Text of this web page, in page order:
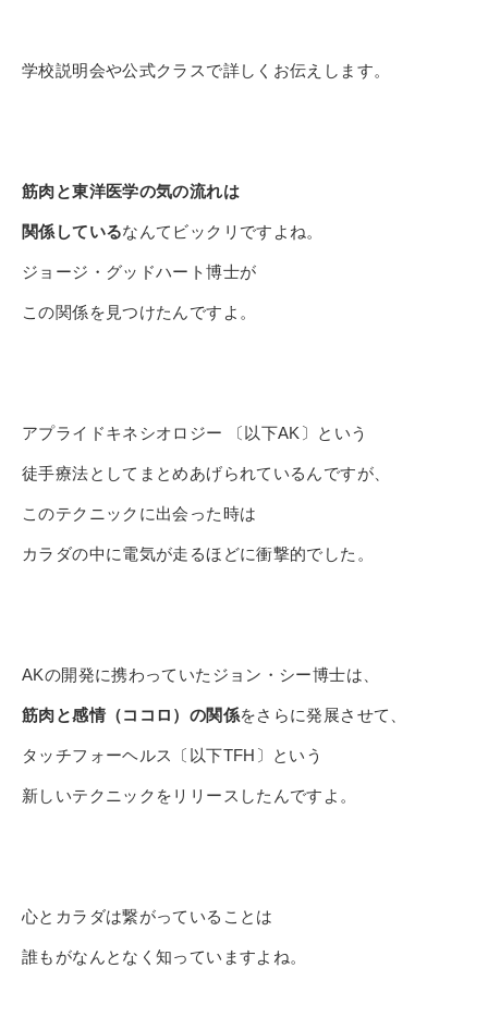
学校説明会や公式クラスで詳しくお伝えします。
筋肉と東洋医学の気の流れは
関係しているなんてビックリですよね。
ジョージ・グッドハート博士が
この関係を見つけたんですよ。
アプライドキネシオロジー 〔以下AK〕という
徒手療法としてまとめあげられているんですが、
このテクニックに出会った時は
カラダの中に電気が走るほどに衝撃的でした。
AKの開発に携わっていたジョン・シー博士は、
筋肉と感情（ココロ）の関係をさらに発展させて、
タッチフォーヘルス〔以下TFH〕という
新しいテクニックをリリースしたんですよ。
心とカラダは繋がっていることは
誰もがなんとなく知っていますよね。